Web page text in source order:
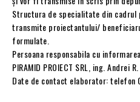
Structura de specialitate din cadrul
transmite proiectantului/
formulate.
Persoana responsabila cu
PIRAMID PROIECT SRL, ing. Andrei R.
Date de contact elaborator: telefon